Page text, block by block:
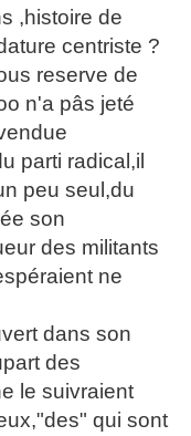
,histoire de
centriste ?
reserve de
n'a pâs jeté
parti radical,il
peu seul,du
son
des militants
ne
dans son
des
le suivraient
qui sont